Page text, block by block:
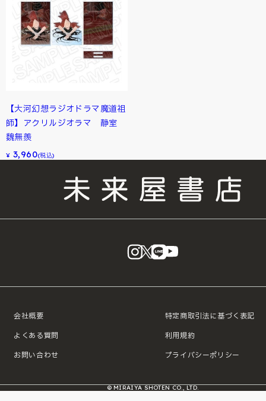
【大河幻想ラジオドラマ魔道祖
師】アクリルジオラマ 静室
魏無羨
¥ 3,960(税込)
instagram
X LINE
会社概要
よくある質問
お問い合わせ
特定商取引法に基づく表記
利用規約
プライバシーポリシー
© MIRAIYA SHOTEN CO., LTD.